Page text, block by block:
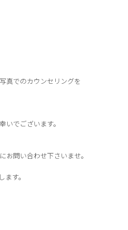
真でのカウンセリングを
いでございます。
お問い合わせ下さいませ。
す。